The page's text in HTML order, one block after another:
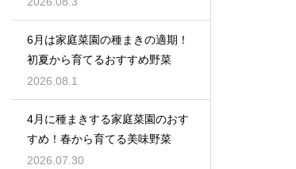
6月は家庭菜園の種まきの適期！
初夏から育てるおすすめ野菜
2026.08.1
4月に種まきする家庭菜園のおす
すめ！春から育てる美味野菜
2026.07.30